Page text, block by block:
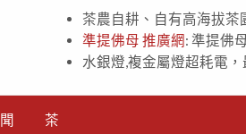
茶農自耕、自有高海拔茶
準提佛母 推廣網: 準提佛
水銀燈,複金屬燈超耗電
茶